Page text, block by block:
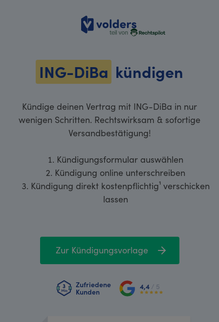
volders
ING-DiBa kündigen
Kündige deinen Vertrag mit ING-DiBa in nur
wenigen Schritten. Rechtswirksam & sofortige
Versandbestätigung!
Kündigungsformular auswählen
Kündigung online unterschreiben
Kündigung direkt kostenpflichtig¹ verschicken
lassen
Zur Kündigungsvorlage
Zufriedene
Kunden
4,4 / 5